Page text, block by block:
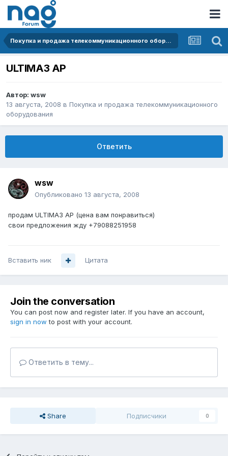
Покупка и продажа телекоммуникационного оборудования
ULTIMA3 AP
Автор: wsw
13 августа, 2008 в Покупка и продажа телекоммуникационного
оборудования
Ответить
wsw
Опубликовано 13 августа, 2008
продам ULTIMA3 AP (цена вам понравиться)
свои предложения жду +79088251958
Вставить ник Цитата
Join the conversation
You can post now and register later. If you have an account,
sign in now to post with your account.
Ответить в тему...
Share Подписчики 0